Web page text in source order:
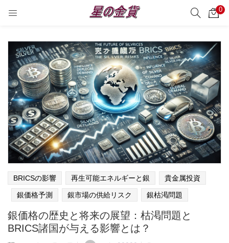
0
サーチ
BRICSの影響 再生可能エネルギーと銀 貴金属投資
銀価格予測 銀市場の供給リスク 銀枯渇問題
銀価格の歴史と将来の展望：枯渇問題と
BRICS諸国が与える影響とは？
Enter your username and password to login.
Remember me
Login